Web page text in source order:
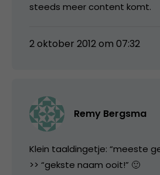
steeds meer content komt.
2 oktober 2012 om 07:32
Remy Bergsma
Klein taaldingetje: “meeste
>> “gekste naam ooit!” 🙂